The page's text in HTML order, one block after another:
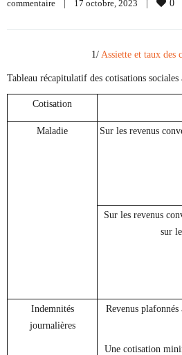
commentaire
| 17 octobre, 2023 | 0
1/ Assiette et taux des
Tableau récapitulatif des cotisations
Cotisation
Maladie Sur les revenus
Sur les revenus
sur
Indemnités
journalières
Revenus
Une cotisation